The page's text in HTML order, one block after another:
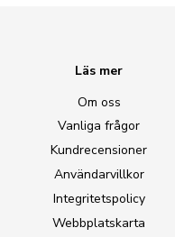
Läs mer
Om oss
Vanliga frågor
Kundrecensioner
Användarvillkor
Integritetspolicy
Webbplatskarta